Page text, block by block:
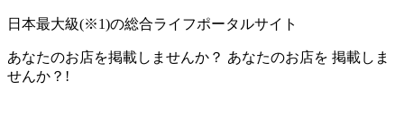
日本最大級(※1)の総合ライフポータルサイト
あなたのお店を掲載しませんか？ あなたのお店を 掲載しま
せんか？!